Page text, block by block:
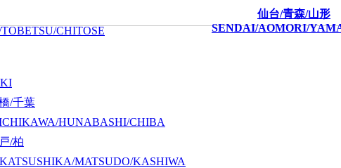
CHITOSE
仙台/青森/山形
SENDAI/AOMORI/
/千葉
HUNABASHI/CHIBA
/柏
MATSUDO/KASHIWA